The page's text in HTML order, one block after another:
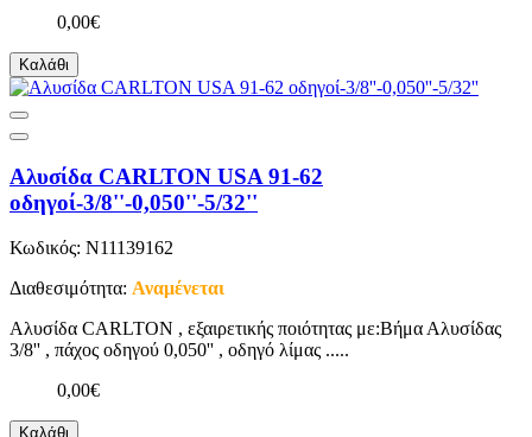
0,00€
Καλάθι
Αλυσίδα CARLTON USA 91-62
οδηγοί-3/8''-0,050''-5/32''
Κωδικός: N11139162
Διαθεσιμότητα: Αναμένεται
Αλυσίδα CARLTON , εξαιρετικής ποιότητας με:Βήμα Αλυσίδας
3/8'' , πάχος οδηγού 0,050'' , οδηγό λίμας .....
0,00€
Καλάθι